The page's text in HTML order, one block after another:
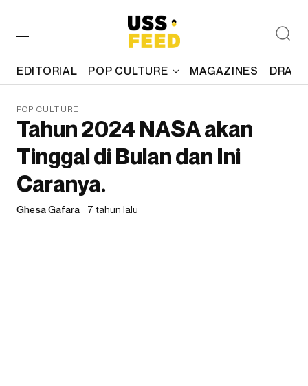
EDITORIAL POP CULTURE MAGAZINES
POP CULTURE
Tahun 2024 NASA akan
Tinggal di Bulan dan Ini
Caranya.
Ghesa Gafara 7 tahun lalu